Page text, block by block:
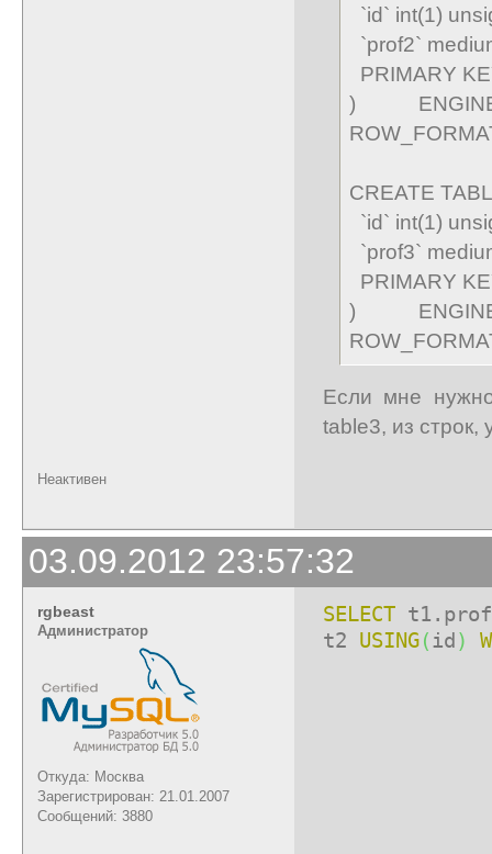
`id` int(1)
`prof2`
PRIMARY
)
CREATE
`id` int(1)
`prof3`
PRIMARY
)
Если мне
table3, из строк,
Неактивен
03.09.2012 23:57:32
rgbeast
Администратор
Откуда: Москва
Зарегистрирован: 21.01.2007
Сообщений: 3880
SELECT
t2 USING(id)